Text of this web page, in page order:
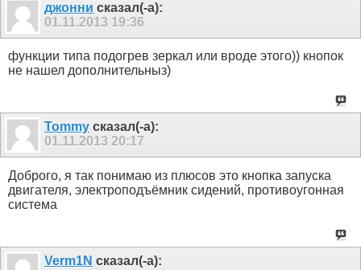
джонни сказал(-а):
01.11.2013 19:36
функции типа подогрев зеркал или вроде этого)) кнопок
не нашел дополнительныз)
Tommy сказал(-а):
01.11.2013 20:17
Доброго, я так понимаю из плюсов это кнопка запуска
двигателя, электроподъёмник сидений, противоугонная
система
Verm1N сказал(-а):